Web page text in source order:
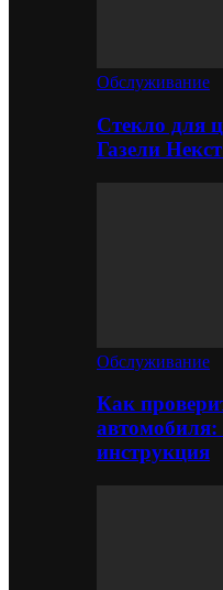
Обслуживание
Стекло для
Газели
Обслуживание
Как
автомобиля:
инструкция